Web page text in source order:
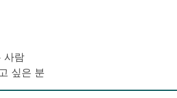
사람
싶은 분